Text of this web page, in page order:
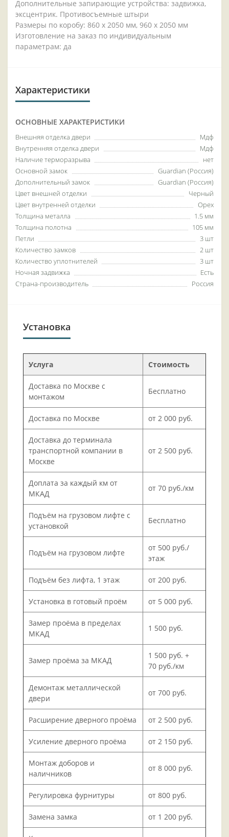
Дополнительные запирающие устройства: задвижка,
эксцентрик. Противосъемные штыри
Размеры по коробу: 860 x 2050 мм, 960 x 2050 мм
Изготовление на заказ по индивидуальным
параметрам: да
Характеристики
ОСНОВНЫЕ ХАРАКТЕРИСТИКИ
Внешняя отделка двери
Мдф
Внутренняя отделка двери
Мдф
Наличие терморазрыва
нет
Основной замок
Guardian (Россия)
Дополнительный замок
Guardian (Россия)
Цвет внешней отделки
Черный
Цвет внутренней отделки
Орех
Толщина металла
1.5 мм
Толщина полотна
105 мм
Петли
3 шт
Количество замков
2 шт
Количество уплотнителей
3 шт
Ночная задвижка
Есть
Страна-производитель
Россия
Установка
Услуга Стоимость
Доставка по Москве с
монтажом
Бесплатно
Доставка по Москве от 2 000 руб.
Доставка до терминала
транспортной компании в
Москве
от 2 500 руб.
Доплата за каждый км от
МКАД
от 70 руб./км
Подъём на грузовом лифте с
установкой
Бесплатно
Подъём на грузовом лифте
от 500 руб./
этаж
Подъём без лифта, 1 этаж от 200 руб.
Установка в готовый проём от 5 000 руб.
Замер проёма в пределах
МКАД
1 500 руб.
Замер проёма за МКАД
1 500 руб. +
70 руб./км
Демонтаж металлической
двери
от 700 руб.
Расширение дверного проёма от 2 500 руб.
Усиление дверного проёма от 2 150 руб.
Монтаж доборов и
наличников
от 8 000 руб.
Регулировка фурнитуры от 800 руб.
Замена замка от 1 200 руб.